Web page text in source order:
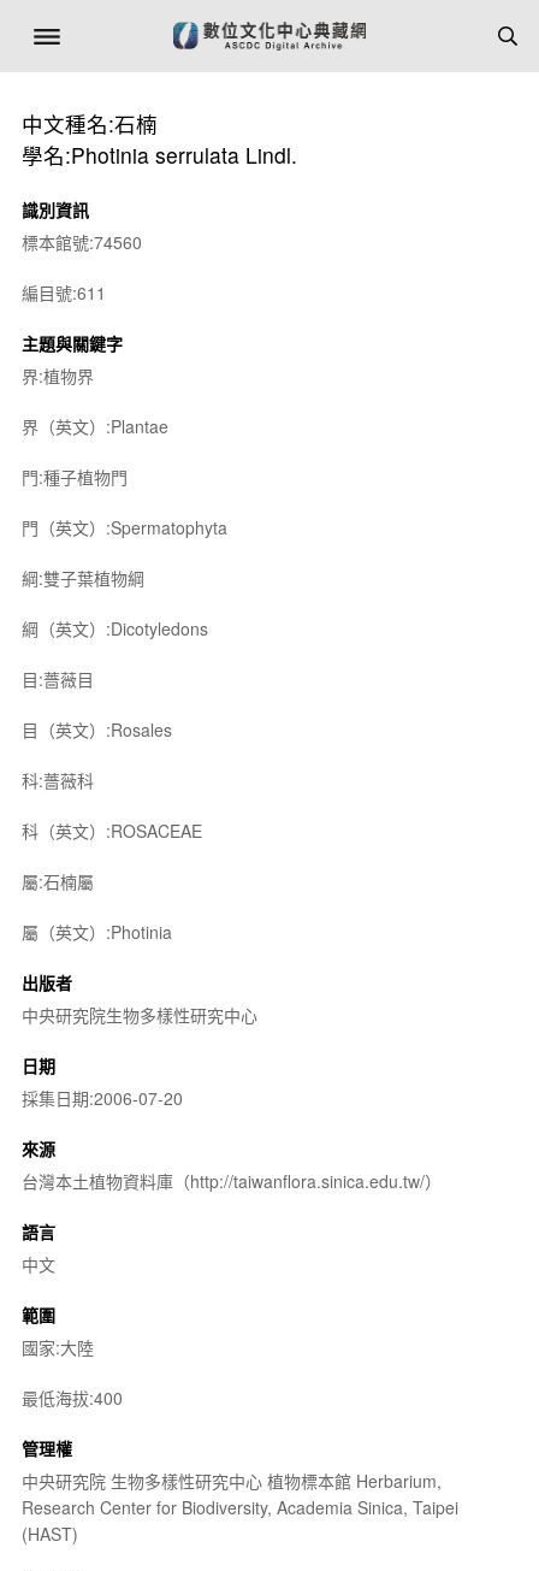
中文種名:石楠
學名:Photinia serrulata Lindl.
識別資訊
標本館號:74560
編目號:611
主題與關鍵字
界:植物界
界（英文）:Plantae
門:種子植物門
門（英文）:Spermatophyta
綱:雙子葉植物綱
綱（英文）:Dicotyledons
目:薔薇目
目（英文）:Rosales
科:薔薇科
科（英文）:ROSACEAE
屬:石楠屬
屬（英文）:Photinia
出版者
中央研究院生物多樣性研究中心
日期
採集日期:2006-07-20
來源
台灣本土植物資料庫（http://taiwanflora.sinica.edu.tw/）
語言
中文
範圍
國家:大陸
最低海拔:400
管理權
中央研究院 生物多樣性研究中心 植物標本館 Herbarium,
Research Center for Biodiversity, Academia Sinica, Taipei
(HAST)